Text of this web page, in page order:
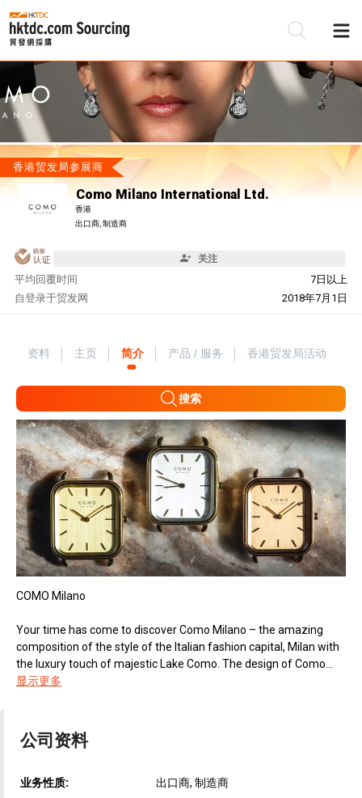
香港贸发局参展商
Como Milano International Ltd.
香港
出口商, 制造商
关注
平均回覆时间
7日以上
自
2018年7月1日
登录于贸发网
资料 主页 简介 产品 / 服务 香港贸发局活动
搜索
COMO Milano
Your time has come to discover Como Milano – the amazing
composition of the style of the Italian fashion capital, Milan with
the luxury touch of majestic Lake Como. The design of Como...
显示更多
公司资料
业务性质: 出口商, 制造商